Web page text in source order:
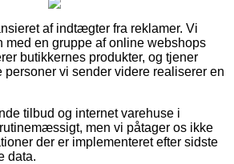
af indtægter fra reklamer. Vi
med en gruppe af online webshops
butikkernes produkter, og tjener
personer vi sender videre realiserer en
tilbud og internet varehuse i
men vi påtager os ikke
der er implementeret efter sidste
data.